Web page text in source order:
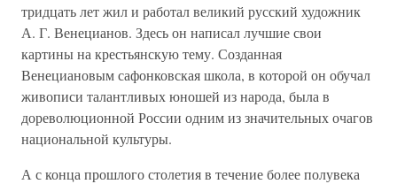
тридцать лет жил и работал великий русский художник
А. Г. Венецианов. Здесь он написал лучшие свои
картины на крестьянскую тему. Созданная
Венециановым сафонковская школа, в которой он обучал
живописи талантливых юношей из народа, была в
дореволюционной России одним из значительных очагов
национальной культуры.
А с конца прошлого столетия в течение более полувека